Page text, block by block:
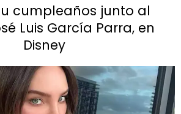
cumpleaños junto al
Luis García Parra, en
Disney